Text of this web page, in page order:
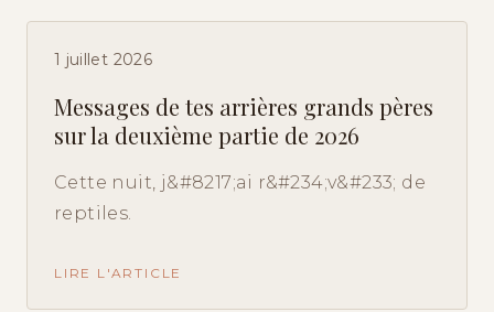
1 juillet 2026
Messages de tes arrières grands pères
sur la deuxième partie de 2026
Cette nuit, j&#8217;ai r&#234;v&#233; de
reptiles.
LIRE L'ARTICLE